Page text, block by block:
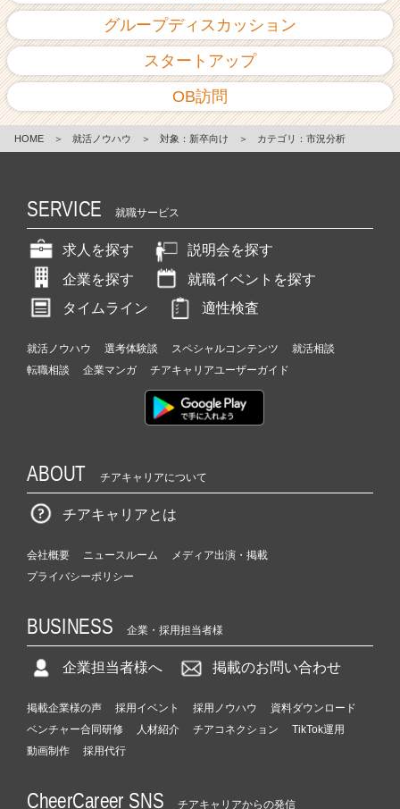
グループディスカッション
スタートアップ
OB訪問
HOME ＞ 就活ノウハウ ＞ 対象：新卒向け ＞ カテゴリ：市況分析
SERVICE 就職サービス
求人を探す
説明会を探す
企業を探す
就職イベントを探す
タイムライン
適性検査
就活ノウハウ 選考体験談 スペシャルコンテンツ
就活相談
転職相談
企業マンガ チアキャリアユーザーガイド
ABOUT チアキャリアについて
チアキャリアとは
会社概要 ニュースルーム
メディア出演・掲載
プライバシーポリシー
BUSINESS 企業・採用担当者様
企業担当者様へ 掲載のお問い合わせ
掲載企業様の声 採用イベント 採用ノウハウ
資料ダウンロード
ベンチャー合同研修
人材紹介 チアコネクション
TikTok運用
動画制作
採用代行
CheerCareer SNS チアキャリアからの発信